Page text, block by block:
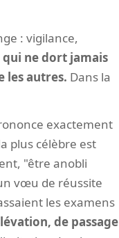
: vigilance,
qui ne dort jamais
les autres. Dans la
exactement
plus célèbre est
"être anobli
vœu de réussite
les examens
de passage